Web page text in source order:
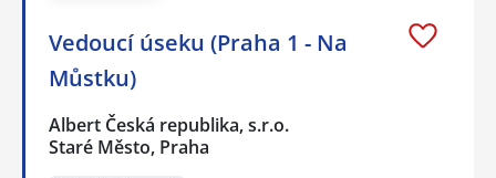
Vedoucí úseku (Praha 1 - Na
Můstku)
Albert Česká republika, s.r.o.
Staré Město, Praha